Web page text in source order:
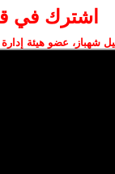
اشترك في
شهباز، عضو هيئة إدارة